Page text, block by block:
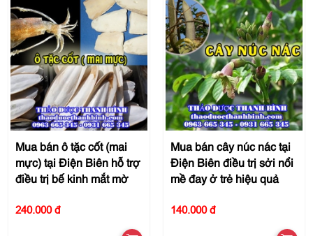
Mua bán ô tặc cốt (mai
mực) tại Điện Biên hỗ trợ
điều trị bế kinh mắt mờ
240.000 đ
Mua bán cây núc nác tại
Điện Biên điều trị sởi nổi
mề đay ở trẻ hiệu quả
140.000 đ